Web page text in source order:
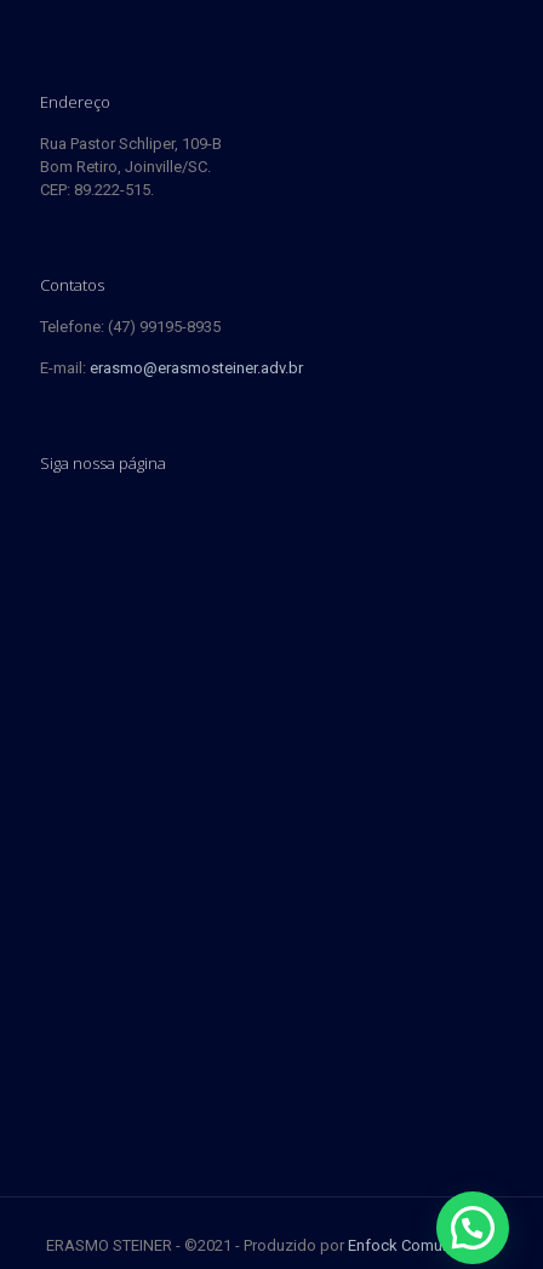
Endereço
Rua Pastor Schliper, 109-B
Bom Retiro, Joinville/SC.
CEP: 89.222-515.
Contatos
Telefone: (47) 99195-8935
E-mail: erasmo@erasmosteiner.adv.br
Siga nossa página
ERASMO STEINER - ©2021 - Produzido por Enfock Comunicação